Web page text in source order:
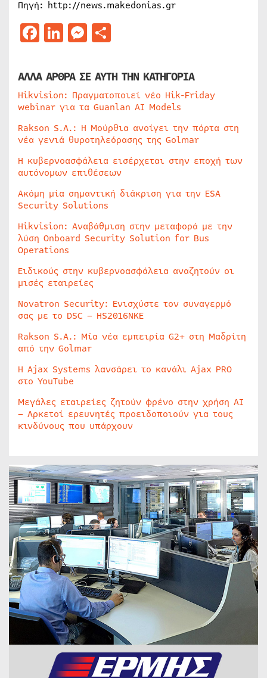
Πηγή: http://news.makedonias.gr
Facebook
LinkedIn
Messenger
ΑΛΛΑ ΑΡΘΡΑ ΣΕ ΑΥΤΗ ΤΗΝ ΚΑΤΗΓΟΡΙΑ
Hikvision: Πραγματοποιεί νέο Hik-Friday
webinar για τα Guanlan AI Models
Rakson S.A.: Η Μούρθια ανοίγει την πόρτα στη
νέα γενιά θυροτηλεόρασης της Golmar
Η κυβερνοασφάλεια εισέρχεται στην εποχή των
αυτόνομων επιθέσεων
Ακόμη μία σημαντική διάκριση για την ESA
Security Solutions
Hikvision: Αναβάθμιση στην μεταφορά με την
λύση Onboard Security Solution for Bus
Operations
Ειδικούς στην κυβερνοασφάλεια αναζητούν οι
μισές εταιρείες
Novatron Security: Ενισχύστε τον συναγερμό
σας με το DSC – HS2016NKE
Rakson S.A.: Μία νέα εμπειρία G2+ στη Μαδρίτη
από την Golmar
Η Ajax Systems λανσάρει το κανάλι Ajax PRO
στο YouTube
Μεγάλες εταιρείες ζητούν φρένο στην χρήση AI
– Αρκετοί ερευνητές προειδοποιούν για τους
κινδύνους που υπάρχουν